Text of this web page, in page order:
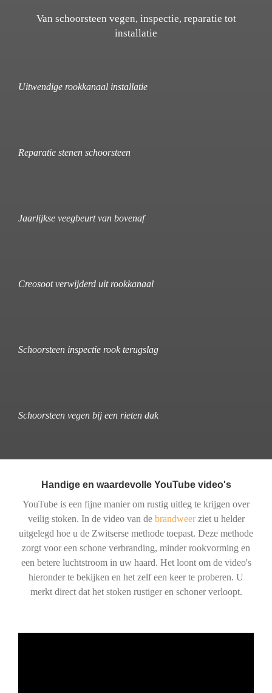
Van schoorsteen vegen, inspectie, reparatie tot
installatie
Uitwendige rookkanaal installatie
Reparatie stenen schoorsteen
Jaarlijkse veegbeurt van bovenaf
Creosoot verwijderd uit rookkanaal
Schoorsteen inspectie rook terugslag
Schoorsteen vegen bij een rieten dak
Handige en waardevolle YouTube video's
YouTube is een fijne manier om rustig uitleg te krijgen over
veilig stoken. In de video van de brandweerziet u helder
uitgelegd hoe u de Zwitserse methode toepast. Deze methode
zorgt voor een schone verbranding, minder rookvorming en
een betere luchtstroom in uw haard. Het loont om de video's
hieronder te bekijken en het zelf een keer te proberen. U
merkt direct dat het stoken rustiger en schoner verloopt.